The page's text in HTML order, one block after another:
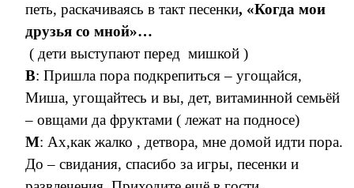
петь, раскачиваясь в такт песенки, «Когда мои
друзья со мной»…
( дети выступают перед мишкой )
В: Пришла пора подкрепиться – угощайся,
Миша, угощайтесь и вы, дет, витаминной семьёй
– овщами да фруктами ( лежат на подносе)
М: Ах,как жалко , детвора, мне домой идти пора.
До – свидания, спасибо за игры, песенки и